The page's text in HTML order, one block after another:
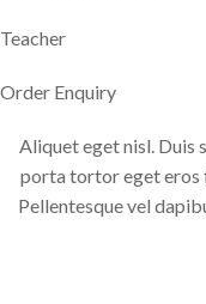
Teacher
Order Enquiry
Aliquet eget nisl. Duis
porta tortor eget eros
Pellentesque vel